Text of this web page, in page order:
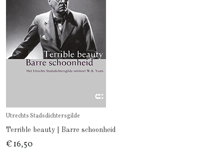
Utrechts Stadsdichtersgilde
Terrible beauty | Barre schoonheid
€ 16,50